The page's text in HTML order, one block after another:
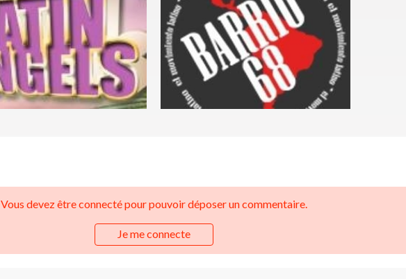
Vous devez être connecté pour pouvoir déposer un commentaire.
Je me connecte